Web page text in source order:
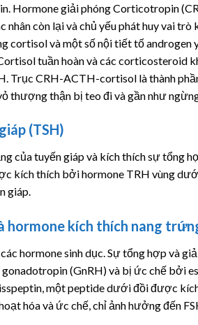
. Hormone giải phóngCorticotropin
nhân còn lại và chủ yếu phát huy vai
cortisolvà một số nội tiết tố androgen
tuần hoàn và các corticosteroid
Trục CRH-ACTH-cortisol là thành
thượng thận bị teo đi và gần như
(TSH)
của tuyến giáp và kích thích sự tổng
kích thích bởi hormone TRH vùng
giáp.
hormone kích thích nang
hormone sinh dục. Sự tổng hợp và
(GnRH) và bị ức chế bởi
một peptide dưới đồi được
hóa và ức chế, chỉ ảnh hưởng đến